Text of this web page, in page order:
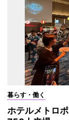
暮らす・働く
ホテルメトロ